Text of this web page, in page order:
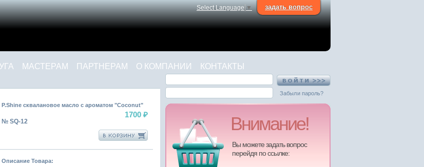
задать вопрос
Select Language ▼
МАСТЕРАМ ПАРТНЕРАМ О КОМПАНИИ КОНТАКТЫ
P.Shine сквалановое масло с ароматом "Coconut"
№ SQ-12
1700 ₽
Описание Товара:
Забыли пароль?
Внимание!
Вы можете задать вопрос
перейдя по ссылке: